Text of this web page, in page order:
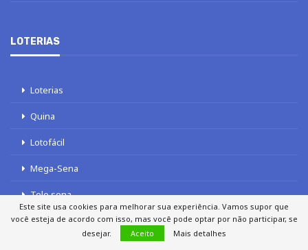
LOTERIAS
Loterias
Quina
Lotofácil
Mega-Sena
Tele sena
Este site usa cookies para melhorar sua experiência. Vamos supor que
você esteja de acordo com isso, mas você pode optar por não participar, se
desejar.
Aceito Mais detalhes